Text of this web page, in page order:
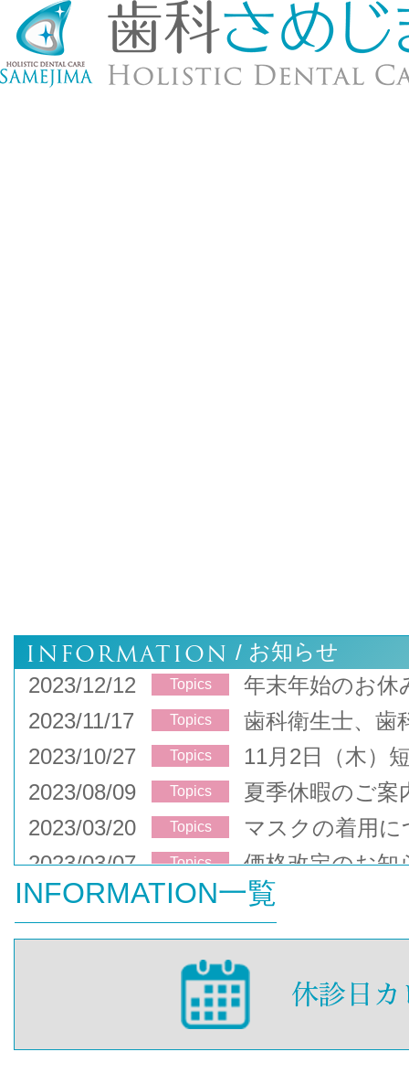
INFORMATION / お知らせ
2023/12/12
Topics
年末年始のお休
2023/11/17
Topics
歯科衛生士、歯
2023/10/27
Topics
11月2日（木）
2023/08/09
Topics
夏季休暇のご案
2023/03/20
Topics
マスクの着用に
2023/03/07
Topics 価格改定のお知
INFORMATION一覧